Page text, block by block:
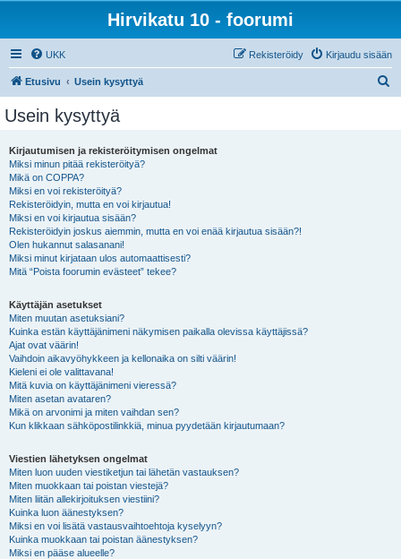
Hirvikatu 10 - foorumi
UKK Kirjaudu sisään
Rekisteröidy
Etusivu Usein kysyttyä
Usein kysyttyä
Kirjautumisen ja rekisteröitymisen ongelmat
Miksi minun pitää rekisteröityä?
Mikä on COPPA?
Miksi en voi rekisteröityä?
Rekisteröidyin, mutta en voi kirjautua!
Miksi en voi kirjautua sisään?
Rekisteröidyin joskus aiemmin, mutta en voi enää kirjautua sisään?!
Olen hukannut salasanani!
Miksi minut kirjataan ulos automaattisesti?
Mitä “Poista foorumin evästeet” tekee?
Käyttäjän asetukset
Miten muutan asetuksiani?
Kuinka estän käyttäjänimeni näkymisen paikalla olevissa käyttäjissä?
Ajat ovat väärin!
Vaihdoin aikavyöhykkeen ja kellonaika on silti väärin!
Kieleni ei ole valittavana!
Mitä kuvia on käyttäjänimeni vieressä?
Miten asetan avataren?
Mikä on arvonimi ja miten vaihdan sen?
Kun klikkaan sähköpostilinkkiä, minua pyydetään kirjautumaan?
Viestien lähetyksen ongelmat
Miten luon uuden viestiketjun tai lähetän vastauksen?
Miten muokkaan tai poistan viestejä?
Miten liitän allekirjoituksen viestiini?
Kuinka luon äänestyksen?
Miksi en voi lisätä vastausvaihtoehtoja kyselyyn?
Kuinka muokkaan tai poistan äänestyksen?
Miksi en pääse alueelle?